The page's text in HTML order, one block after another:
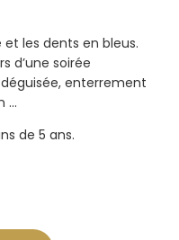
les dents en bleus.
d’une soirée
déguisée, enterrement
…
de 5 ans.